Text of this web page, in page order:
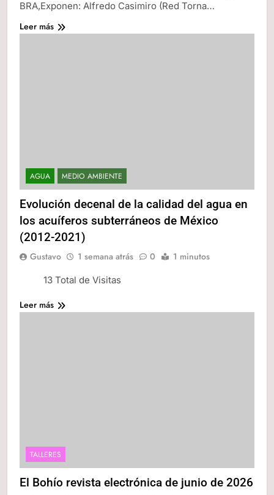
BRA,Exponen: Alfredo Casimiro (Red Torna…
Leer más
AGUA MEDIO AMBIENTE
Evolución decenal de la calidad del agua en
los acuíferos subterráneos de México
(2012-2021)
Gustavo 1 semana atrás 0 1 minutos
13 Total de Visitas
Leer más
TALLERES
El Bohío revista electrónica de junio de 2026